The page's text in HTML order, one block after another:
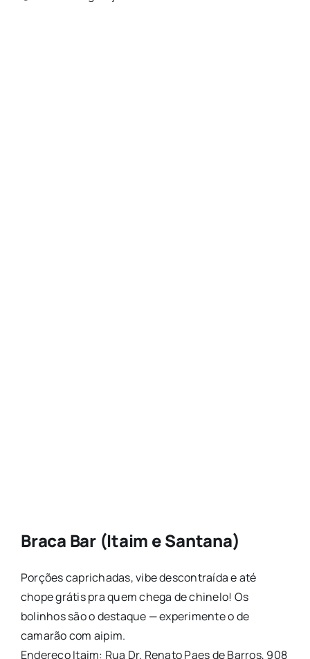
Braca Bar (Itaim e Santana)
Porções caprichadas, vibe descontraída e até
chope grátis pra quem chega de chinelo! Os
bolinhos são o destaque — experimente o de
camarão com aipim.
Endereço Itaim: Rua Dr. Renato Paes de Barros, 908